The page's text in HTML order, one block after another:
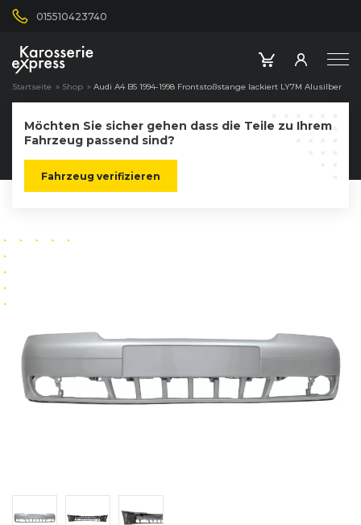
015510423740
Startseite » Shop » Audi A4 B5 1994-1998 Frontstoßstange lackiert LY7M Alusilber
Möchten Sie sicher gehen dass die Teile zu Ihrem
Fahrzeug passend sind?
Fahrzeug verifizieren